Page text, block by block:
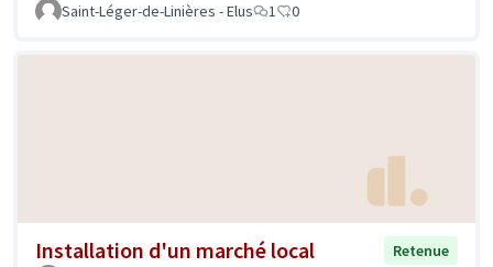
Saint-Léger-de-Linières - Elus 1 0
Installation d'un marché local
Retenue